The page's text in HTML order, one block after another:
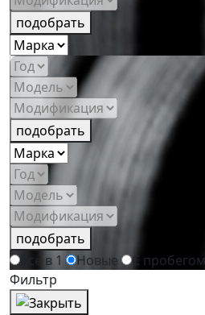
подобрать
подобрать
подобрать
Всё в 1
Новые
С пробегом
Фильтр